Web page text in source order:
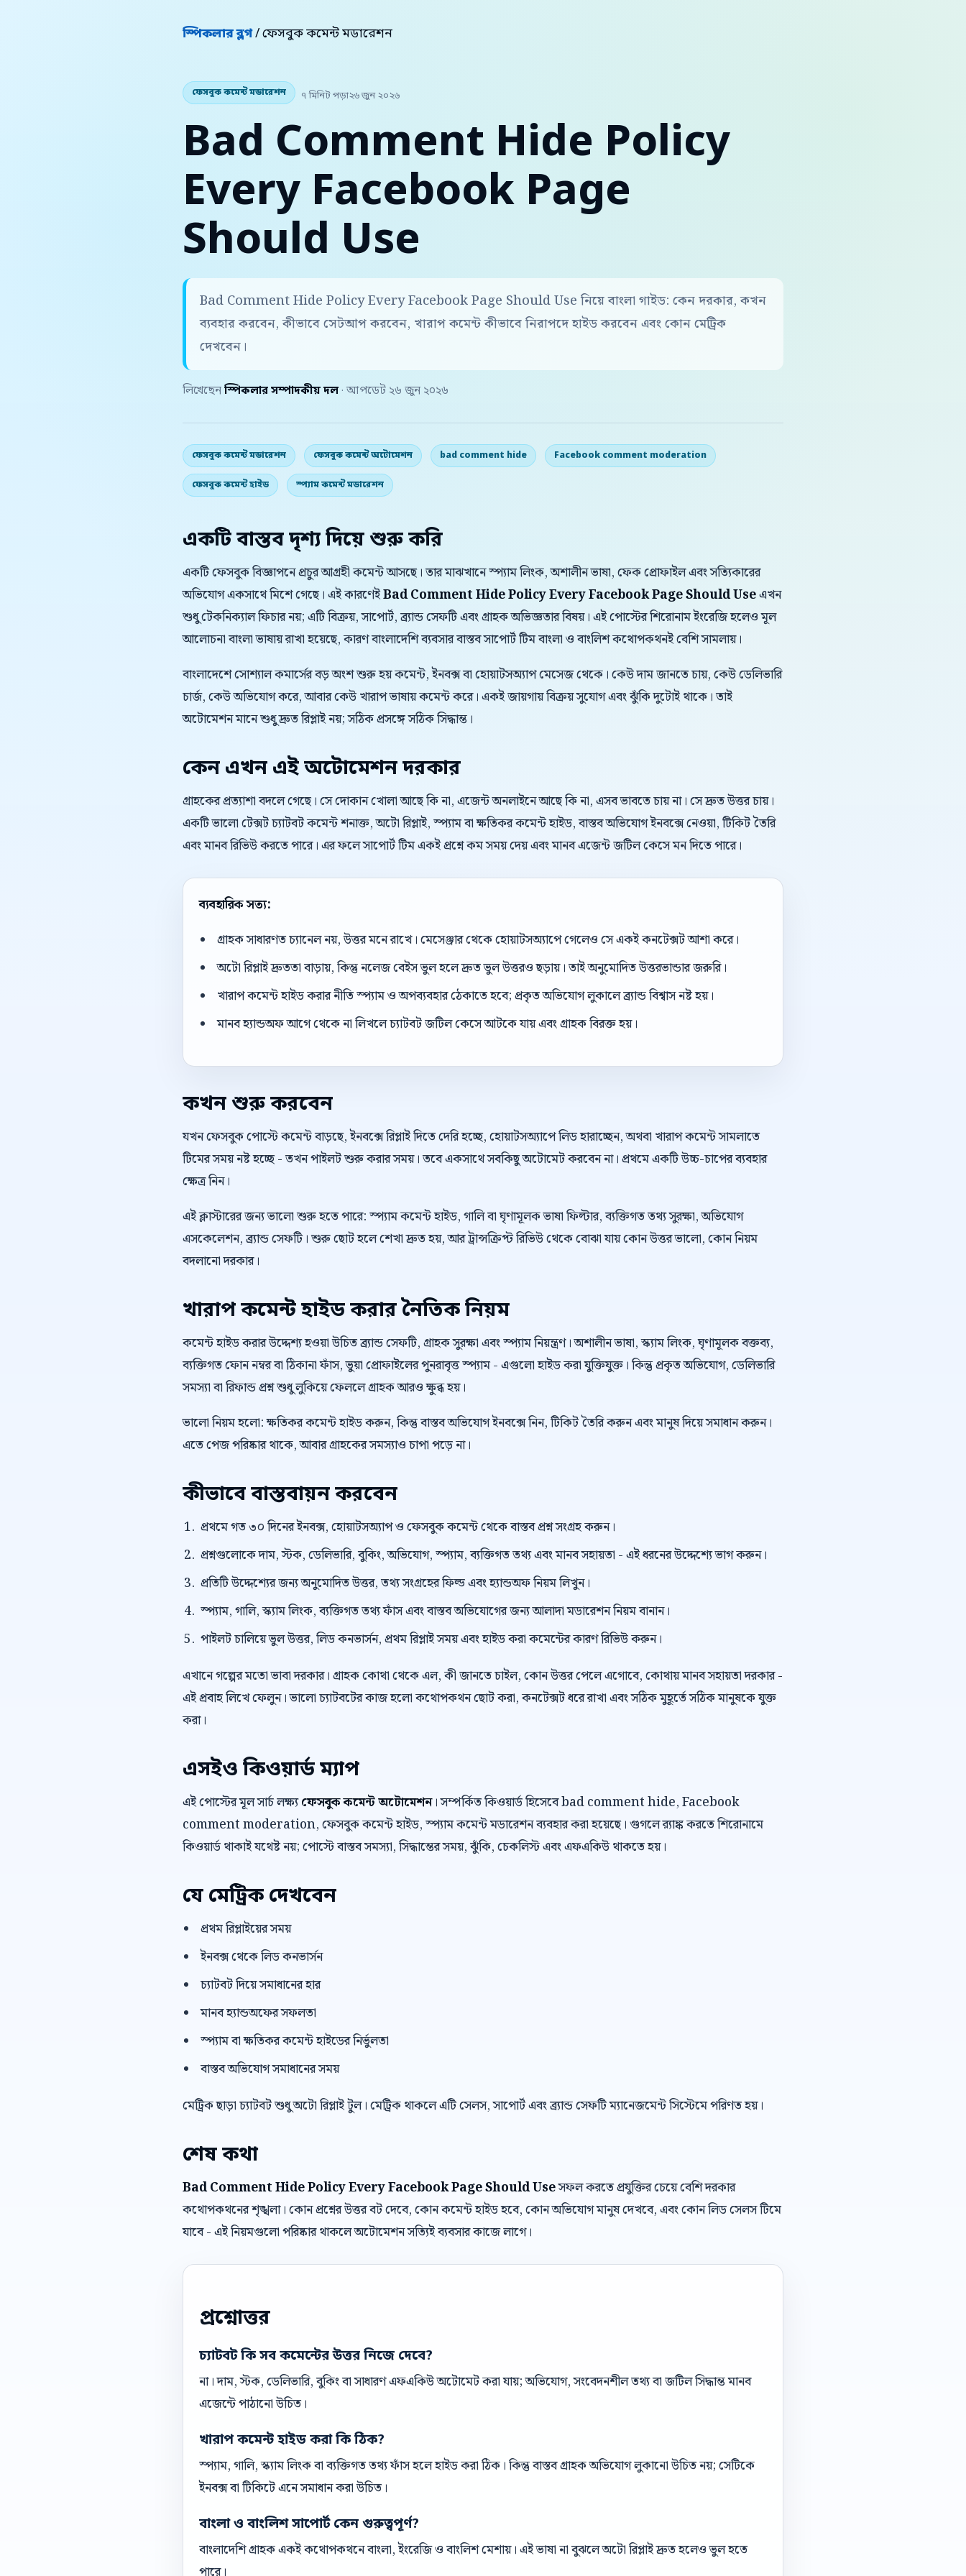
স্পিকলার ব্লগ/ ফেসবুক কমেন্ট মডারেশন
ফেসবুক কমেন্ট মডারেশন ৭ মিনিট পড়া২৬ জুন ২০২৬
Bad Comment Hide Policy
Every Facebook Page
Should Use
Bad Comment Hide Policy Every Facebook Page Should Use নিয়ে বাংলা গাইড: কেন দরকার, কখন
ব্যবহার করবেন, কীভাবে সেটআপ করবেন, খারাপ কমেন্ট কীভাবে নিরাপদে হাইড করবেন এবং কোন মেট্রিক
দেখবেন।
লিখেছেন স্পিকলার সম্পাদকীয় দল · আপডেট ২৬ জুন ২০২৬
ফেসবুক কমেন্ট মডারেশন ফেসবুক কমেন্ট অটোমেশন bad comment hide Facebook comment moderation
ফেসবুক কমেন্ট হাইড স্প্যাম কমেন্ট মডারেশন
একটি বাস্তব দৃশ্য দিয়ে শুরু করি
একটি ফেসবুক বিজ্ঞাপনে প্রচুর আগ্রহী কমেন্ট আসছে। তার মাঝখানে স্প্যাম লিংক, অশালীন ভাষা, ফেক প্রোফাইল এবং সত্যিকারের
অভিযোগ একসাথে মিশে গেছে। এই কারণেইBad Comment Hide Policy Every Facebook Page Should Useএখন
শুধু টেকনিক্যাল ফিচার নয়; এটি বিক্রয়, সাপোর্ট, ব্র্যান্ড সেফটি এবং গ্রাহক অভিজ্ঞতার বিষয়। এই পোস্টের শিরোনাম ইংরেজি হলেও মূল
আলোচনা বাংলা ভাষায় রাখা হয়েছে, কারণ বাংলাদেশি ব্যবসার বাস্তব সাপোর্ট টিম বাংলা ও বাংলিশ কথোপকথনই বেশি সামলায়।
বাংলাদেশে সোশ্যাল কমার্সের বড় অংশ শুরু হয় কমেন্ট, ইনবক্স বা হোয়াটসঅ্যাপ মেসেজ থেকে। কেউ দাম জানতে চায়, কেউ ডেলিভারি
চার্জ, কেউ অভিযোগ করে, আবার কেউ খারাপ ভাষায় কমেন্ট করে। একই জায়গায় বিক্রয় সুযোগ এবং ঝুঁকি দুটোই থাকে। তাই
অটোমেশন মানে শুধু দ্রুত রিপ্লাই নয়; সঠিক প্রসঙ্গে সঠিক সিদ্ধান্ত।
কেন এখন এই অটোমেশন দরকার
গ্রাহকের প্রত্যাশা বদলে গেছে। সে দোকান খোলা আছে কি না, এজেন্ট অনলাইনে আছে কি না, এসব ভাবতে চায় না। সে দ্রুত উত্তর চায়।
একটি ভালো টেক্সট চ্যাটবট কমেন্ট শনাক্ত, অটো রিপ্লাই, স্প্যাম বা ক্ষতিকর কমেন্ট হাইড, বাস্তব অভিযোগ ইনবক্সে নেওয়া, টিকিট তৈরি
এবং মানব রিভিউ করতে পারে। এর ফলে সাপোর্ট টিম একই প্রশ্নে কম সময় দেয় এবং মানব এজেন্ট জটিল কেসে মন দিতে পারে।
ব্যবহারিক সত্য:
গ্রাহক সাধারণত চ্যানেল নয়, উত্তর মনে রাখে। মেসেঞ্জার থেকে হোয়াটসঅ্যাপে গেলেও সে একই কনটেক্সট আশা করে।
অটো রিপ্লাই দ্রুততা বাড়ায়, কিন্তু নলেজ বেইস ভুল হলে দ্রুত ভুল উত্তরও ছড়ায়। তাই অনুমোদিত উত্তরভান্ডার জরুরি।
খারাপ কমেন্ট হাইড করার নীতি স্প্যাম ও অপব্যবহার ঠেকাতে হবে; প্রকৃত অভিযোগ লুকালে ব্র্যান্ড বিশ্বাস নষ্ট হয়।
মানব হ্যান্ডঅফ আগে থেকে না লিখলে চ্যাটবট জটিল কেসে আটকে যায় এবং গ্রাহক বিরক্ত হয়।
কখন শুরু করবেন
যখন ফেসবুক পোস্টে কমেন্ট বাড়ছে, ইনবক্সে রিপ্লাই দিতে দেরি হচ্ছে, হোয়াটসঅ্যাপে লিড হারাচ্ছেন, অথবা খারাপ কমেন্ট সামলাতে
টিমের সময় নষ্ট হচ্ছে - তখন পাইলট শুরু করার সময়। তবে একসাথে সবকিছু অটোমেট করবেন না। প্রথমে একটি উচ্চ-চাপের ব্যবহার
ক্ষেত্র নিন।
এই ক্লাস্টারের জন্য ভালো শুরু হতে পারে: স্প্যাম কমেন্ট হাইড, গালি বা ঘৃণামূলক ভাষা ফিল্টার, ব্যক্তিগত তথ্য সুরক্ষা, অভিযোগ
এসকেলেশন, ব্র্যান্ড সেফটি। শুরু ছোট হলে শেখা দ্রুত হয়, আর ট্রান্সক্রিপ্ট রিভিউ থেকে বোঝা যায় কোন উত্তর ভালো, কোন নিয়ম
বদলানো দরকার।
খারাপ কমেন্ট হাইড করার নৈতিক নিয়ম
কমেন্ট হাইড করার উদ্দেশ্য হওয়া উচিত ব্র্যান্ড সেফটি, গ্রাহক সুরক্ষা এবং স্প্যাম নিয়ন্ত্রণ। অশালীন ভাষা, স্ক্যাম লিংক, ঘৃণামূলক বক্তব্য,
ব্যক্তিগত ফোন নম্বর বা ঠিকানা ফাঁস, ভুয়া প্রোফাইলের পুনরাবৃত্ত স্প্যাম - এগুলো হাইড করা যুক্তিযুক্ত। কিন্তু প্রকৃত অভিযোগ, ডেলিভারি
সমস্যা বা রিফান্ড প্রশ্ন শুধু লুকিয়ে ফেললে গ্রাহক আরও ক্ষুব্ধ হয়।
ভালো নিয়ম হলো: ক্ষতিকর কমেন্ট হাইড করুন, কিন্তু বাস্তব অভিযোগ ইনবক্সে নিন, টিকিট তৈরি করুন এবং মানুষ দিয়ে সমাধান করুন।
এতে পেজ পরিষ্কার থাকে, আবার গ্রাহকের সমস্যাও চাপা পড়ে না।
কীভাবে বাস্তবায়ন করবেন
প্রথমে গত ৩০ দিনের ইনবক্স, হোয়াটসঅ্যাপ ও ফেসবুক কমেন্ট থেকে বাস্তব প্রশ্ন সংগ্রহ করুন।
প্রশ্নগুলোকে দাম, স্টক, ডেলিভারি, বুকিং, অভিযোগ, স্প্যাম, ব্যক্তিগত তথ্য এবং মানব সহায়তা - এই ধরনের উদ্দেশ্যে ভাগ করুন।
প্রতিটি উদ্দেশ্যের জন্য অনুমোদিত উত্তর, তথ্য সংগ্রহের ফিল্ড এবং হ্যান্ডঅফ নিয়ম লিখুন।
স্প্যাম, গালি, স্ক্যাম লিংক, ব্যক্তিগত তথ্য ফাঁস এবং বাস্তব অভিযোগের জন্য আলাদা মডারেশন নিয়ম বানান।
পাইলট চালিয়ে ভুল উত্তর, লিড কনভার্সন, প্রথম রিপ্লাই সময় এবং হাইড করা কমেন্টের কারণ রিভিউ করুন।
এখানে গল্পের মতো ভাবা দরকার। গ্রাহক কোথা থেকে এল, কী জানতে চাইল, কোন উত্তর পেলে এগোবে, কোথায় মানব সহায়তা দরকার -
এই প্রবাহ লিখে ফেলুন। ভালো চ্যাটবটের কাজ হলো কথোপকথন ছোট করা, কনটেক্সট ধরে রাখা এবং সঠিক মুহূর্তে সঠিক মানুষকে যুক্ত
করা।
এসইও কিওয়ার্ড ম্যাপ
এই পোস্টের মূল সার্চ লক্ষ্যফেসবুক কমেন্ট অটোমেশন। সম্পর্কিত কিওয়ার্ড হিসেবে bad comment hide, Facebook
comment moderation, ফেসবুক কমেন্ট হাইড, স্প্যাম কমেন্ট মডারেশন ব্যবহার করা হয়েছে। গুগলে র‍্যাঙ্ক করতে শিরোনামে
কিওয়ার্ড থাকাই যথেষ্ট নয়; পোস্টে বাস্তব সমস্যা, সিদ্ধান্তের সময়, ঝুঁকি, চেকলিস্ট এবং এফএকিউ থাকতে হয়।
যে মেট্রিক দেখবেন
প্রথম রিপ্লাইয়ের সময়
ইনবক্স থেকে লিড কনভার্সন
চ্যাটবট দিয়ে সমাধানের হার
মানব হ্যান্ডঅফের সফলতা
স্প্যাম বা ক্ষতিকর কমেন্ট হাইডের নির্ভুলতা
বাস্তব অভিযোগ সমাধানের সময়
মেট্রিক ছাড়া চ্যাটবট শুধু অটো রিপ্লাই টুল। মেট্রিক থাকলে এটি সেলস, সাপোর্ট এবং ব্র্যান্ড সেফটি ম্যানেজমেন্ট সিস্টেমে পরিণত হয়।
শেষ কথা
Bad Comment Hide Policy Every Facebook Page Should Useসফল করতে প্রযুক্তির চেয়ে বেশি দরকার
কথোপকথনের শৃঙ্খলা। কোন প্রশ্নের উত্তর বট দেবে, কোন কমেন্ট হাইড হবে, কোন অভিযোগ মানুষ দেখবে, এবং কোন লিড সেলস টিমে
যাবে - এই নিয়মগুলো পরিষ্কার থাকলে অটোমেশন সত্যিই ব্যবসার কাজে লাগে।
প্রশ্নোত্তর
চ্যাটবট কি সব কমেন্টের উত্তর নিজে দেবে?
না। দাম, স্টক, ডেলিভারি, বুকিং বা সাধারণ এফএকিউ অটোমেট করা যায়; অভিযোগ, সংবেদনশীল তথ্য বা জটিল সিদ্ধান্ত মানব
এজেন্টে পাঠানো উচিত।
খারাপ কমেন্ট হাইড করা কি ঠিক?
স্প্যাম, গালি, স্ক্যাম লিংক বা ব্যক্তিগত তথ্য ফাঁস হলে হাইড করা ঠিক। কিন্তু বাস্তব গ্রাহক অভিযোগ লুকানো উচিত নয়; সেটিকে
ইনবক্স বা টিকিটে এনে সমাধান করা উচিত।
বাংলা ও বাংলিশ সাপোর্ট কেন গুরুত্বপূর্ণ?
বাংলাদেশি গ্রাহক একই কথোপকথনে বাংলা, ইংরেজি ও বাংলিশ মেশায়। এই ভাষা না বুঝলে অটো রিপ্লাই দ্রুত হলেও ভুল হতে